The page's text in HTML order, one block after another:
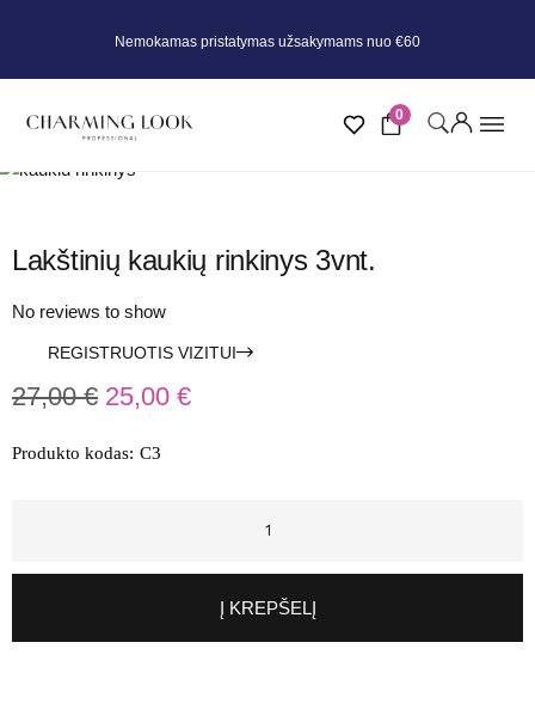
Nemokamas pristatymas užsakymams nuo €60
0
Lakštinių kaukių rinkinys 3vnt.
No reviews to show
REGISTRUOTIS VIZITUI
27,00€ 25,00 €
Produkto kodas: C3
Į KREPŠELĮ